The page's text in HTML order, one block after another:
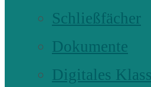
Schließfächer
Dokumente
Digitales